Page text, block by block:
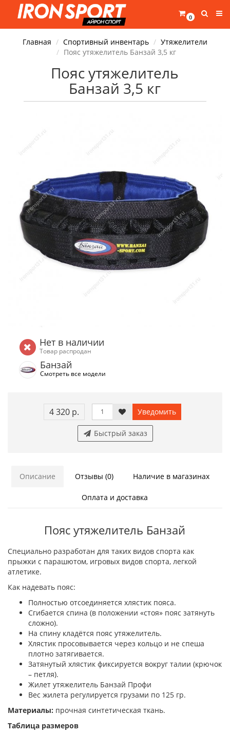
0
Главная Спортивный инвентарь
Утяжелители
Пояс утяжелитель Банзай 3,5 кг
Пояс утяжелитель
Банзай 3,5 кг
Нет в наличии
Товар распродан
Банзай
Смотреть все модели
4 320 р. Уведомить
Быстрый заказ
Описание Отзывы (0) Наличие в магазинах
Оплата и доставка
Пояс утяжелитель Банзай
Специально разработан для таких видов спорта как
прыжки с парашютом, игровых видов спорта, легкой
атлетике.
Как надевать пояс:
Полностью отсоединяется хлястик пояса.
Сгибается спина (в положении «стоя» пояс затянуть
сложно).
На спину кладётся пояс утяжелитель.
Хлястик просовывается через кольцо и не спеша
плотно затягивается.
Затянутый хлястик фиксируется вокруг талии (крючок
– петля).
Жилет утяжелитель Банзай Профи
Вес жилета регулируется грузами по 125 гр.
Материалы: прочная синтетическая ткань.
Таблица размеров